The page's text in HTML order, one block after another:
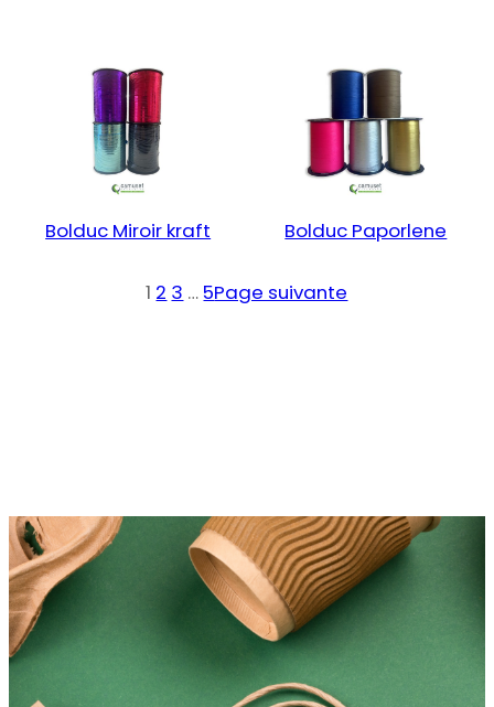
Bolduc Miroir kraft Bolduc Paporlene
1 2 3 … 5Page suivante